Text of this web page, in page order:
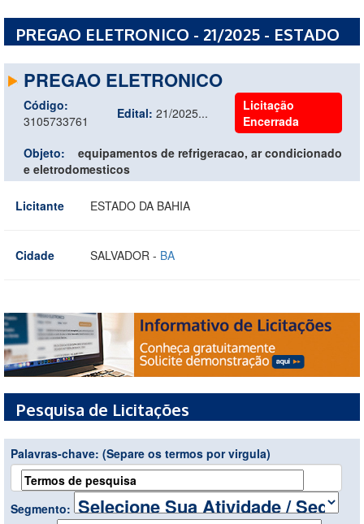
PREGAO ELETRONICO - 21/2025 - ESTADO
PREGAO ELETRONICO
Código:
3105733761
Edital: 21/2025...
Licitação
Encerrada
Objeto:
equipamentos de refrigeracao, ar condicionado
e eletrodomesticos
Licitante ESTADO DA BAHIA
Cidade SALVADOR - BA
Pesquisa de Licitações
Palavras-chave: (Separe os termos por virgula)
Segmento: